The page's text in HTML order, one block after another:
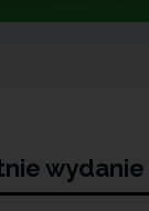
wydanie